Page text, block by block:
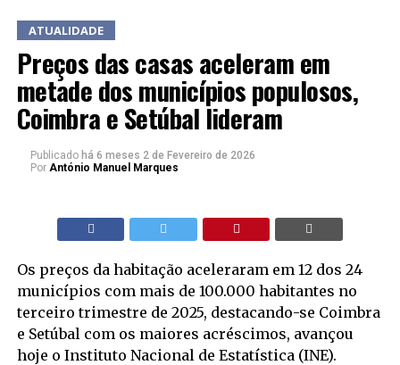
ATUALIDADE
Preços das casas aceleram em
metade dos municípios populosos,
Coimbra e Setúbal lideram
Publicado há 6 meses 2 de Fevereiro de 2026
Por António Manuel Marques
Os preços da habitação aceleraram em 12 dos 24
municípios com mais de 100.000 habitantes no
terceiro trimestre de 2025, destacando-se Coimbra
e Setúbal com os maiores acréscimos, avançou
hoje o Instituto Nacional de Estatística (INE).